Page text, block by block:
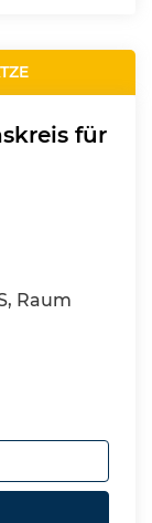
für
Raum